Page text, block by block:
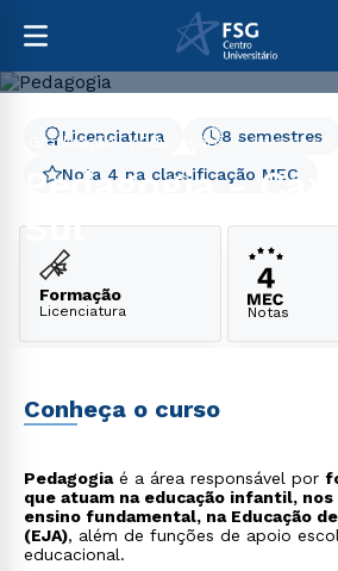
Graduação Educação
Pedagogia -
Sul
Nota 4 na classificação MEC
8 semestres
Licenciatura
Formação
Licenciatura Notas
Conheça o curso
Pedagogiaé a área responsável por
que atuam na educação infantil,
ensino fundamental, na Educação
(EJA), além de funções de apoio
educacional.